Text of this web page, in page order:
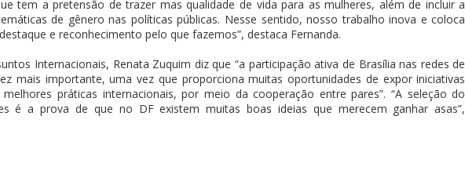
tem a pretensão de trazer mas qualidade de vida para as mulheres, além de incluir a
de gênero nas políticas públicas. Nesse sentido, nosso trabalho inova e coloca
e reconhecimento pelo que fazemos”, destaca Fernanda.
Internacionais, Renata Zuquim diz que “a participação ativa de Brasília nas redes de
mais importante, uma vez que proporciona muitas oportunidades de expor iniciativas
práticas internacionais, por meio da cooperação entre pares”. “A seleção do
é a prova de que no DF existem muitas boas ideias que merecem ganhar asas”,